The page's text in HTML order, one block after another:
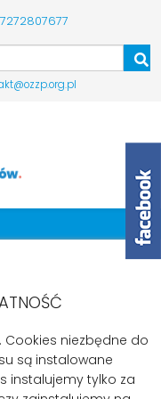
7272807677
i Polityki
Cookies niezbędne do
są instalowane
instalujemy tylko za